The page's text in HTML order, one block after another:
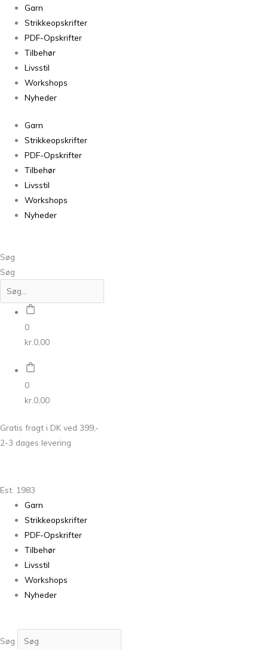
Garn
Strikkeopskrifter
PDF-Opskrifter
Tilbehør
Livsstil
Workshops
Nyheder
Garn
Strikkeopskrifter
PDF-Opskrifter
Tilbehør
Livsstil
Workshops
Nyheder
Søg
Søg
0
kr. 0,00
0
kr. 0,00
Gratis fragt i DK ved 399,-
2-3 dages levering
Est. 1983
Garn
Strikkeopskrifter
PDF-Opskrifter
Tilbehør
Livsstil
Workshops
Nyheder
Søg
efter
seneste